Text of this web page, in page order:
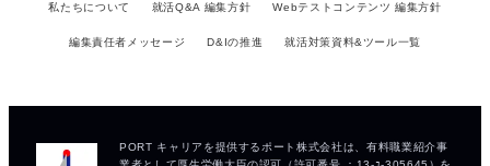
私たちについて 就活Q&A 編集方針 Webテストコンテンツ 編集方針
編集責任者メッセージ D&Iの推進 就活対策資料&ツール一覧